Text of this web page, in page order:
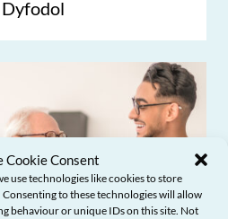
Cookie Consent
use technologies like cookies to store
to these technologies will allow
behaviour or unique IDs on this site. Not
Dyfodol